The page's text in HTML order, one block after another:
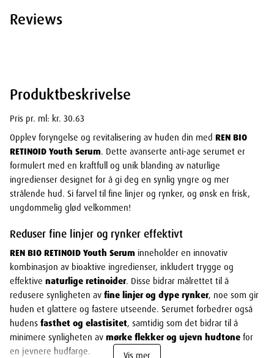
Produktbeskrivelse
Pris pr. ml: kr. 30.63
Opplev foryngelse og revitalisering av huden din med REN BIO
RETINOID Youth Serum. Dette avanserte anti-age serumet er
formulert med en kraftfull og unik blanding av naturlige
ingredienser designet for å gi deg en synlig yngre og mer
strålende hud. Si farvel til fine linjer og rynker, og ønsk en frisk,
ungdommelig glød velkommen!
Reduser fine linjer og rynker effektivt
REN BIO RETINOID Youth Serum inneholder en innovativ
kombinasjon av bioaktive ingredienser, inkludert trygge og
effektive naturlige retinoider. Disse bidrar målrettet til å
redusere synligheten av fine linjer og dype rynker, noe som gir
huden et glattere og fastere utseende. Serumet forbedrer også
hudens fasthet og elastisitet, samtidig som det bidrar til å
minimere synligheten av mørke flekker og ujevn hudtone for
en jevnere hudfarge.
Vis mer
Reviews